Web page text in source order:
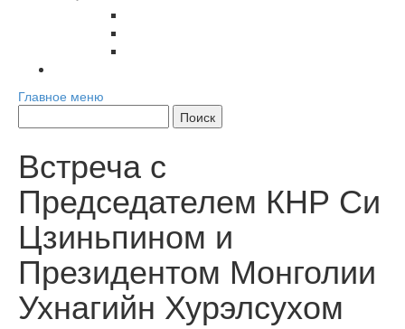
Главное меню
Встреча с
Председателем КНР Си
Цзиньпином и
Президентом Монголии
Ухнагийн Хурэлсухом